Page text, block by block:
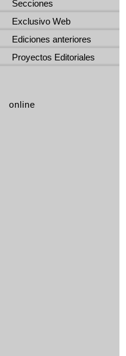
Secciones
Exclusivo Web
Ediciones anteriores
Proyectos Editoriales
online